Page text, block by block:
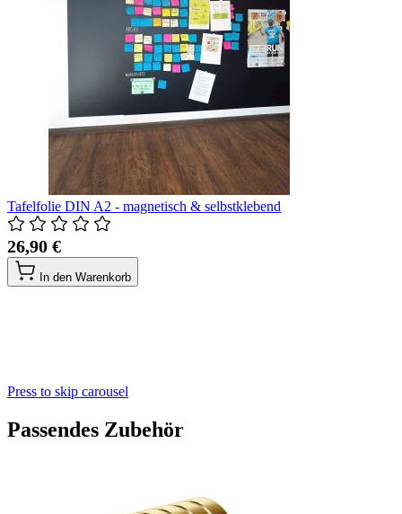
Tafelfolie DIN A2 - magnetisch & selbstklebend
26,90 €
In den Warenkorb
Press to skip carousel
Passendes Zubehör